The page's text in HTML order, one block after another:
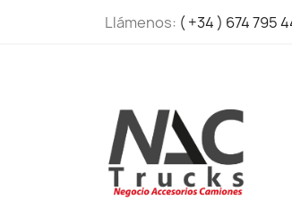
Llámenos: ( +34 ) 674 795